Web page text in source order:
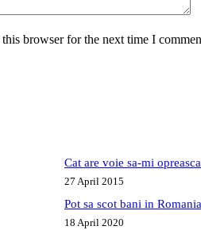
browser for the next time I
Cat are voie sa-mi
27 April 2015
Pot sa scot bani in
18 April 2020